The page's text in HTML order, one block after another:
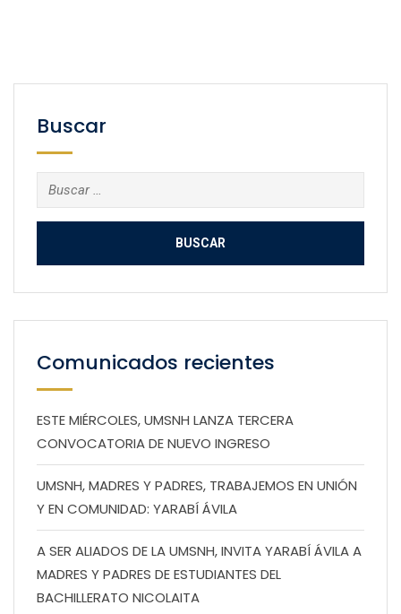
Buscar
Buscar:
Comunicados recientes
ESTE MIÉRCOLES, UMSNH LANZA TERCERA
CONVOCATORIA DE NUEVO INGRESO
UMSNH, MADRES Y PADRES, TRABAJEMOS EN UNIÓN
Y EN COMUNIDAD: YARABÍ ÁVILA
A SER ALIADOS DE LA UMSNH, INVITA YARABÍ ÁVILA A
MADRES Y PADRES DE ESTUDIANTES DEL
BACHILLERATO NICOLAITA